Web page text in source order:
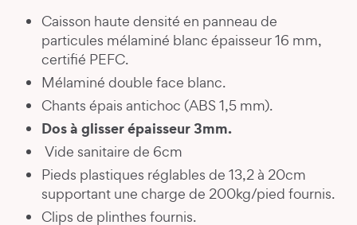
Caisson haute densité en panneau de
particules mélaminé blanc épaisseur 16 mm,
certifié PEFC.
Mélaminé double face blanc.
Chants épais antichoc (ABS 1,5 mm).
Dos à glisser épaisseur 3mm.
Vide sanitaire de 6cm
Pieds plastiques réglables de 13,2 à 20cm
supportant une charge de 200kg/pied fournis.
Clips de plinthes fournis.